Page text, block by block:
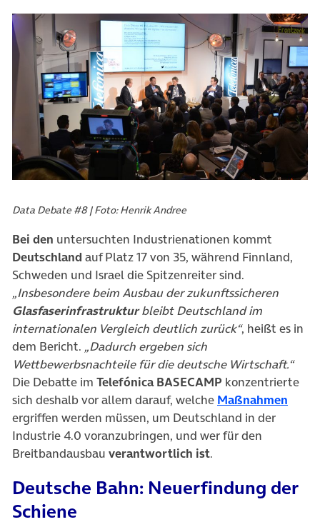
Data Debate #8 | Foto: Henrik Andree
Bei den untersuchten Industrienationen kommt
Deutschland auf Platz 17 von 35, während Finnland,
Schweden und Israel die Spitzenreiter sind.
„Insbesondere beim Ausbau der zukunftssicheren
Glasfaserinfrastrukturbleibt Deutschland im
internationalen Vergleich deutlich zurück“, heißt es in
dem Bericht. „Dadurch ergeben sich
Wettbewerbsnachteile für die deutsche Wirtschaft.“
Die Debatte im Telefónica BASECAMP konzentrierte
sich deshalb vor allem darauf, welche Maßnahmen
ergriffen werden müssen, um Deutschland in der
Industrie 4.0 voranzubringen, und wer für den
Breitbandausbau verantwortlich ist.
Deutsche Bahn: Neuerfindung der
Schiene